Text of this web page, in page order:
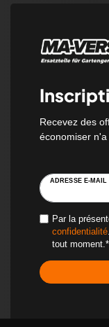
Recevez des
économiser
ADRESSE E-MAIL
Par la
confidentialité
tout